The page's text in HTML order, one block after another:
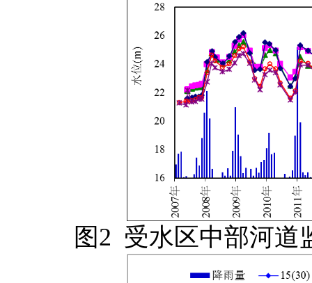
图2 受水区中部河道